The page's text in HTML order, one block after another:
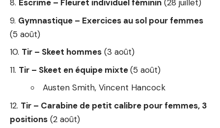
Escrime – Fleuret individuel féminin (28 juillet)
Gymnastique – Exercices au sol pour femmes
(5 août)
Tir – Skeet hommes (3 août)
Tir – Skeet en équipe mixte(5 août)
Austen Smith, Vincent Hancock
Tir – Carabine de petit calibre pour femmes, 3
positions (2 août)